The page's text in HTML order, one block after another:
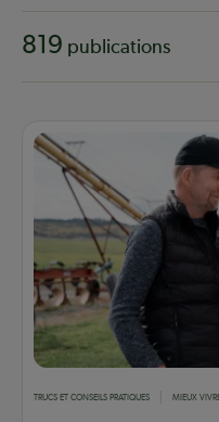
819 publications
TRUCS ET CONSEILS PRATIQUES MIEUX